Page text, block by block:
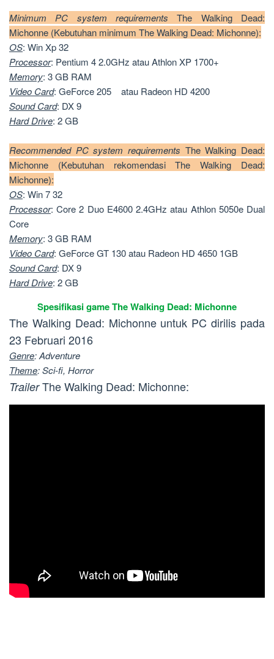
Minimum PC system requirements The Walking Dead:
Michonne (Kebutuhan minimum The Walking Dead: Michonne):
OS: Win Xp 32
Processor: Pentium 4 2.0GHz atau Athlon XP 1700+
Memory: 3 GB RAM
Video Card: GeForce 205 atau Radeon HD 4200
SoundCard: DX 9
Hard Drive: 2 GB
Recommended PC system requirements The Walking Dead:
Michonne (Kebutuhan rekomendasi The Walking Dead:
Michonne):
OS: Win 7 32
Processor: Core 2 Duo E4600 2.4GHz atau Athlon 5050e Dual
Core
Memory: 3 GB RAM
Video Card: GeForce GT 130 atau Radeon HD 4650 1GB
Sound Card: DX 9
Hard Drive: 2 GB
Spesifikasi game The Walking Dead: Michonne
The Walking Dead: Michonne untuk PC dirilis pada
23 Februari 2016
Genre: Adventure
Theme: Sci-fi, Horror
TrailerThe Walking Dead: Michonne: